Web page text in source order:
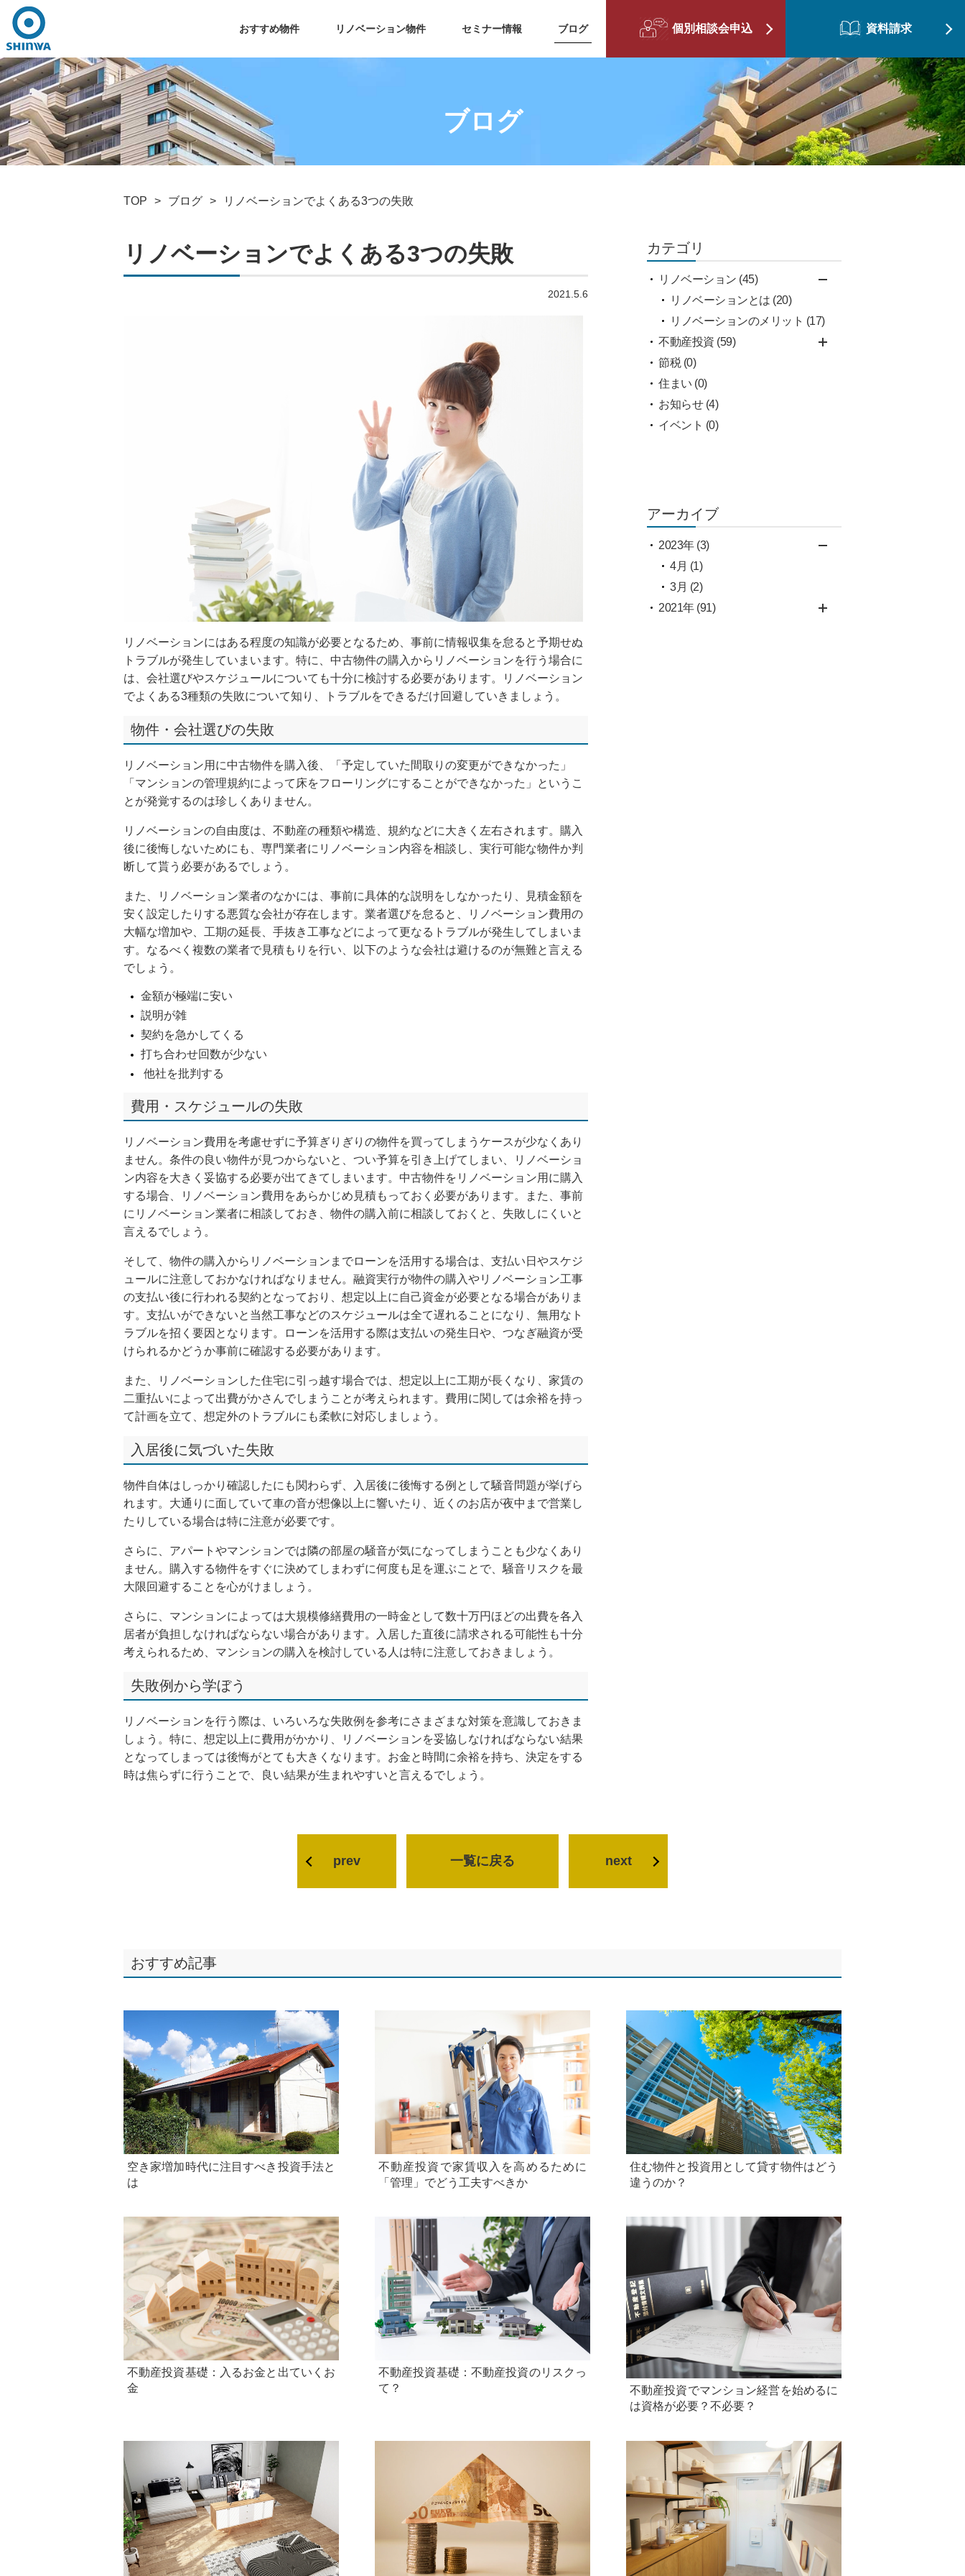
個別相談会申込 資料請求
おすすめ物件 リノベーション物件 セミナー情報 ブログ
ブログ
TOP ブログ リノベーションでよくある3つの失敗
カテゴリ
リノベーション (45)
リノベーションとは (20)
リノベーションのメリット (17)
不動産投資 (59)
節税 (0)
住まい (0)
お知らせ (4)
イベント (0)
アーカイブ
2023年 (3)
4月 (1)
3月 (2)
2021年 (91)
リノベーションでよくある3つの失敗
2021.5.6
リノベーションにはある程度の知識が必要となるため、事前に情報収集を怠ると予期せぬ
トラブルが発生していまいます。特に、中古物件の購入からリノベーションを行う場合に
は、会社選びやスケジュールについても十分に検討する必要があります。リノベーション
でよくある3種類の失敗について知り、トラブルをできるだけ回避していきましょう。
物件・会社選びの失敗
リノベーション用に中古物件を購入後、「予定していた間取りの変更ができなかった」
「マンションの管理規約によって床をフローリングにすることができなかった」というこ
とが発覚するのは珍しくありません。
リノベーションの自由度は、不動産の種類や構造、規約などに大きく左右されます。購入
後に後悔しないためにも、専門業者にリノベーション内容を相談し、実行可能な物件か判
断して貰う必要があるでしょう。
また、リノベーション業者のなかには、事前に具体的な説明をしなかったり、見積金額を
安く設定したりする悪質な会社が存在します。業者選びを怠ると、リノベーション費用の
大幅な増加や、工期の延長、手抜き工事などによって更なるトラブルが発生してしまいま
す。なるべく複数の業者で見積もりを行い、以下のような会社は避けるのが無難と言える
でしょう。
金額が極端に安い
説明が雑
契約を急かしてくる
打ち合わせ回数が少ない
他社を批判する
費用・スケジュールの失敗
リノベーション費用を考慮せずに予算ぎりぎりの物件を買ってしまうケースが少なくあり
ません。条件の良い物件が見つからないと、つい予算を引き上げてしまい、リノベーショ
ン内容を大きく妥協する必要が出てきてしまいます。中古物件をリノベーション用に購入
する場合、リノベーション費用をあらかじめ見積もっておく必要があります。また、事前
にリノベーション業者に相談しておき、物件の購入前に相談しておくと、失敗しにくいと
言えるでしょう。
そして、物件の購入からリノベーションまでローンを活用する場合は、支払い日やスケジ
ュールに注意しておかなければなりません。融資実行が物件の購入やリノベーション工事
の支払い後に行われる契約となっており、想定以上に自己資金が必要となる場合がありま
す。支払いができないと当然工事などのスケジュールは全て遅れることになり、無用なト
ラブルを招く要因となります。ローンを活用する際は支払いの発生日や、つなぎ融資が受
けられるかどうか事前に確認する必要があります。
また、リノベーションした住宅に引っ越す場合では、想定以上に工期が長くなり、家賃の
二重払いによって出費がかさんでしまうことが考えられます。費用に関しては余裕を持っ
て計画を立て、想定外のトラブルにも柔軟に対応しましょう。
入居後に気づいた失敗
物件自体はしっかり確認したにも関わらず、入居後に後悔する例として騒音問題が挙げら
れます。大通りに面していて車の音が想像以上に響いたり、近くのお店が夜中まで営業し
たりしている場合は特に注意が必要です。
さらに、アパートやマンションでは隣の部屋の騒音が気になってしまうことも少なくあり
ません。購入する物件をすぐに決めてしまわずに何度も足を運ぶことで、騒音リスクを最
大限回避することを心がけましょう。
さらに、マンションによっては大規模修繕費用の一時金として数十万円ほどの出費を各入
居者が負担しなければならない場合があります。入居した直後に請求される可能性も十分
考えられるため、マンションの購入を検討している人は特に注意しておきましょう。
失敗例から学ぼう
リノベーションを行う際は、いろいろな失敗例を参考にさまざまな対策を意識しておきま
しょう。特に、想定以上に費用がかかり、リノベーションを妥協しなければならない結果
となってしまっては後悔がとても大きくなります。お金と時間に余裕を持ち、決定をする
時は焦らずに行うことで、良い結果が生まれやすいと言えるでしょう。
prev 一覧に戻る next
おすすめ記事
空き家増加時代に注目すべき投資手法と
は
不動産投資で家賃収入を高めるために
「管理」でどう工夫すべきか
住む物件と投資用として貸す物件はどう
違うのか？
不動産投資基礎：入るお金と出ていくお
金
不動産投資基礎：不動産投資のリスクっ
て？
不動産投資でマンション経営を始めるに
は資格が必要？不必要？